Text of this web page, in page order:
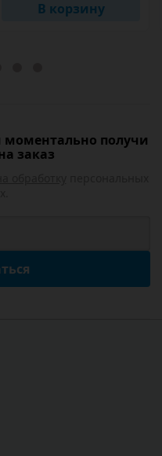
В корзину
получи
заказ